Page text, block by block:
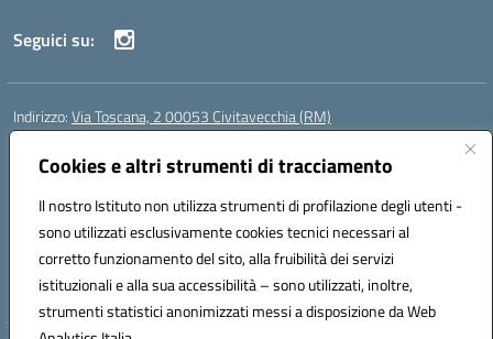
Cookies e altri strumenti di tracciamento
Il nostro Istituto non utilizza strumenti di profilazione degli utenti -
sono utilizzati esclusivamente cookies tecnici necessari al
corretto funzionamento del sito, alla fruibilità dei servizi
istituzionali e alla sua accessibilità – sono utilizzati, inoltre,
strumenti statistici anonimizzati messi a disposizione da Web
Seguici su:
Indirizzo:Via Toscana, 2 00053 Civitavecchia (RM)
Centralino:
Posta elettronica certificata (PEC):rmic8b900g@pec.istruzione.it
Codice fiscale: 91038380589
Codice meccanografico:RMIC8B900G
Codice Indice delle Pubbliche Amministrazioni (IPA): istsc_rmic8b900g
Codice unico di fatturazione (CUF): UFP4NO